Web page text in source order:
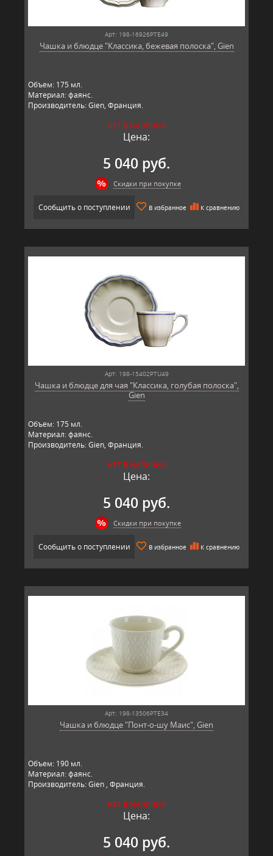
Арт: 198-16926PTE49
Чашка и блюдце "Классика, бежевая полоска", Gien
Объем: 175 мл.
Материал: фаянс.
Производитель: Gien, Франция.
НЕТ В НАЛИЧИИ
Цена:
5 040 руб.
Скидки при покупке
Сообщить о поступлении В избранное К сравнению
Арт: 198-15402PTU49
Чашка и блюдце для чая "Классика, голубая полоска",
Gien
Объем: 175 мл.
Материал: фаянс.
Производитель: Gien, Франция.
НЕТ В НАЛИЧИИ
Цена:
5 040 руб.
Скидки при покупке
Сообщить о поступлении В избранное К сравнению
Арт: 198-13506PTE34
Чашка и блюдце "Понт-о-шу Маис", Gien
Объем: 190 мл.
Материал: фаянс.
Производитель: Gien , Франция.
НЕТ В НАЛИЧИИ
Цена:
5 040 руб.